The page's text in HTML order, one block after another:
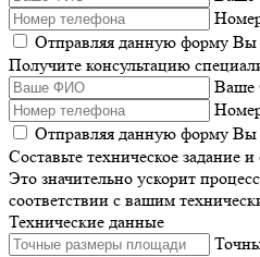
Отправляя данную форму Вы
Получите консультацию
Отправляя данную форму Вы
Составьте техническое задание
Это значительно ускорит
соответствии с вашим
Технические данные